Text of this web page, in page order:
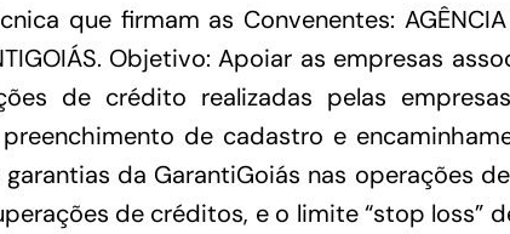
que firmam as Convenentes: AGÊNCIA
Objetivo: Apoiar as empresas
de crédito realizadas pelas
de cadastro e
da GarantiGoiás nas operações
de créditos, e o limite “stop